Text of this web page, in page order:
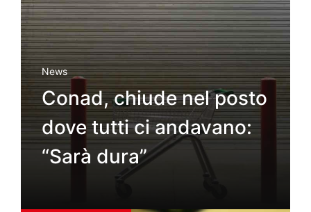
News
Conad, chiude nel posto
dove tutti ci andavano:
“Sarà dura”